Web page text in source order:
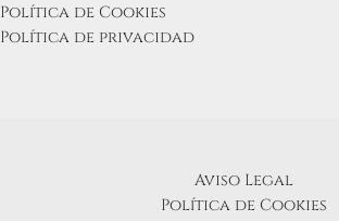
Política de Cookies
Política de privacidad
Aviso Legal
Política de Cookies